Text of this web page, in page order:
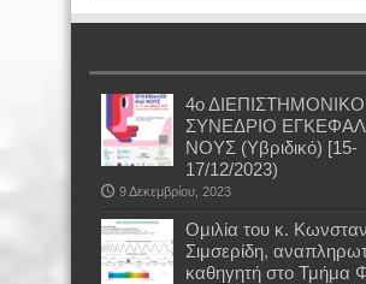
4ο ΔΙΕΠΙΣΤΗΜΟΝΙΚΟ
ΣΥΝΕΔΡΙΟ
ΝΟΥΣ (Υβριδικό) [15-
17/12/2023)
9 Δεκεμβρίου, 2023
Oμιλία του κ.
Σιμσερίδη,
καθηγητή στο Τμήμα